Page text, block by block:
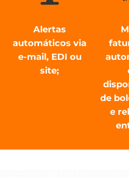
Alertas
automáticos via
e-mail, EDI ou
site;
de
e